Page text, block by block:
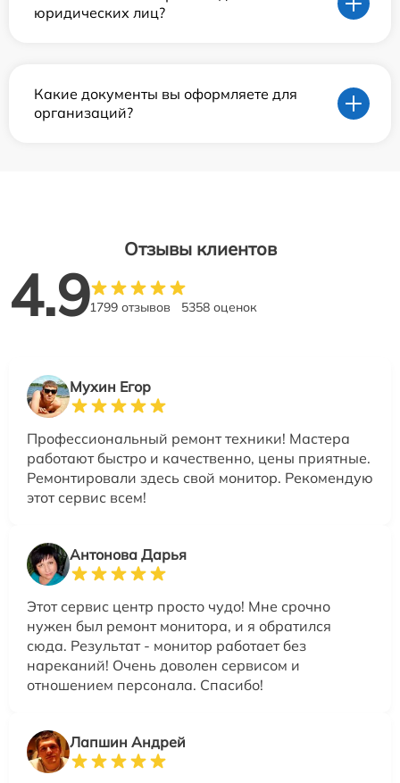
юридических лиц?
Какие документы вы оформляете для
организаций?
Отзывы клиентов
4.91799 отзывов 5358 оценок
Мухин Егор
Профессиональный ремонт техники! Мастера
работают быстро и качественно, цены приятные.
Ремонтировали здесь свой монитор. Рекомендую
этот сервис всем!
Антонова Дарья
Этот сервис центр просто чудо! Мне срочно
нужен был ремонт монитора, и я обратился
сюда. Результат - монитор работает без
нареканий! Очень доволен сервисом и
отношением персонала. Спасибо!
Лапшин Андрей